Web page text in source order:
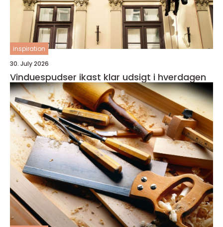
inspiration
30. July 2026
Vinduespudser ikast klar udsigt i hverdagen